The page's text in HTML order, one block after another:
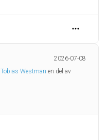
2026-07-08
Tobias Westman en del av